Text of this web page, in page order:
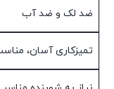
ضد لک و ضد آب
تمیزکاری آسان،